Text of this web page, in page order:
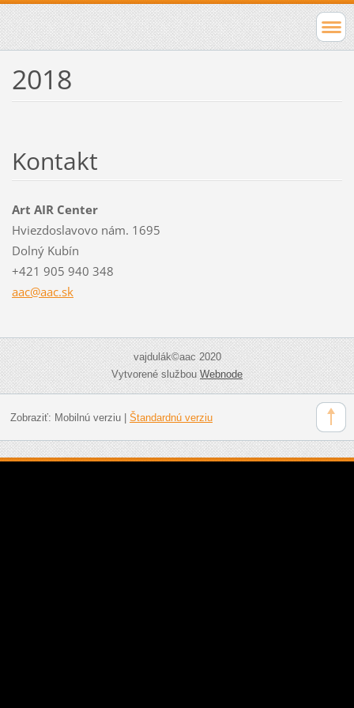
2018
Kontakt
Art AIR Center
Hviezdoslavovo nám. 1695
Dolný Kubín
+421 905 940 348
aac@aac.sk
vajdulák©aac 2020
Vytvorené službouWebnode
Zobraziť: Mobilnú verziu| Štandardnú verziu